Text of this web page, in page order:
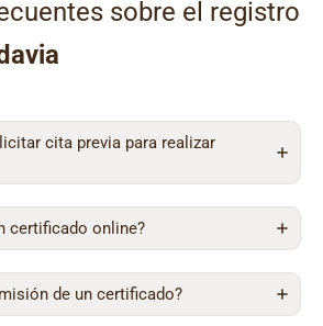
sobre el registro
cita previa para realizar
certificado online?
de un certificado?